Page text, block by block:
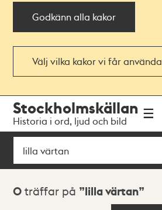
Godkänn alla kakor
Välj vilka kakor vi får använda
navigationen
huvudinnehållet
Stockholmskällan
Historia i ord, ljud och bild
Sök
Sökresultat
0 träffar på lilla värtan